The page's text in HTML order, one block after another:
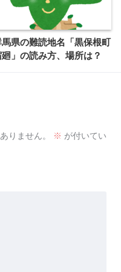
馬県の難読地名「黒保根町
」の読み方、場所は？
りません。 ※ が付いてい